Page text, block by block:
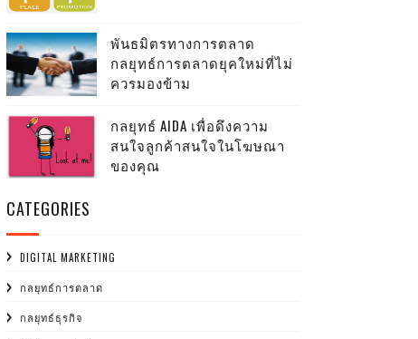
พันธมิตรทางการตลาด
กลยุทธ์การตลาดยุคใหม่ที่ไม่
ควรมองข้าม
กลยุทธ์ AIDA เพื่อดึงความ
สนใจลูกค้าสนใจในโฆษณา
ของคุณ
CATEGORIES
DIGITAL MARKETING
กลยุทธ์การตลาด
กลยุทธ์ธุรกิจ